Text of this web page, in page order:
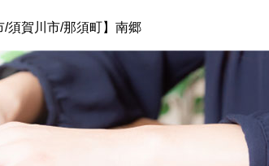
須賀川市/那須町】南郷